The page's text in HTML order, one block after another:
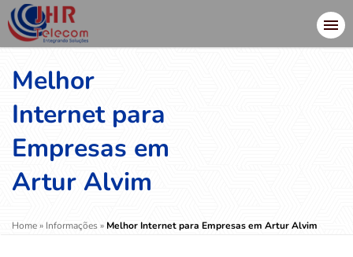
Melhor
Internet para
Empresas em
Artur Alvim
Home» Informações» Melhor Internet para Empresas em Artur Alvim